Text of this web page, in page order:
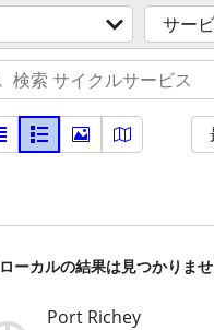
サー
ローカルの結果は見つかりま
Port Richey